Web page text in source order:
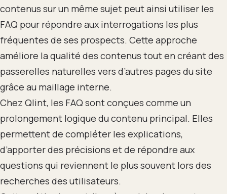
contenus sur un même sujet peut ainsi utiliser les
FAQ pour répondre aux interrogations les plus
fréquentes de ses prospects. Cette approche
améliore la qualité des contenus tout en créant des
passerelles naturelles vers d’autres pages du site
grâce au maillage interne.
Chez Qlint, les FAQ sont conçues comme un
prolongement logique du contenu principal. Elles
permettent de compléter les explications,
d’apporter des précisions et de répondre aux
questions qui reviennent le plus souvent lors des
recherches des utilisateurs.